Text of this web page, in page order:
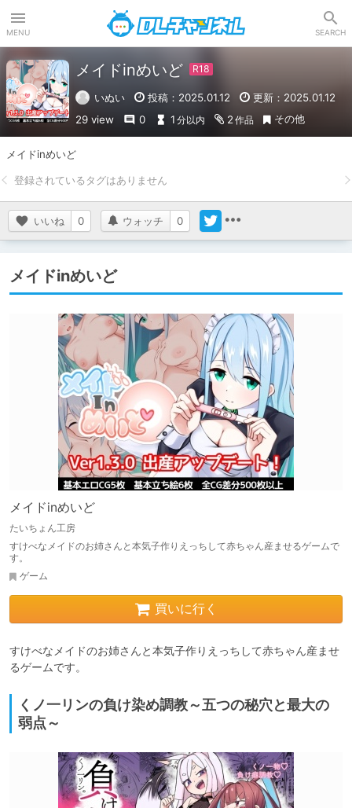
MENU SEARCH
メイドinめいど
いぬい 投稿：2025.01.12
更新：2025.01.12
29 view
0 1 分以内 2 作品 その他
メイドinめいど
いいね 0 ウォッチ 0
メイドinめいど
メイドinめいど
たいちょん工房
すけべなメイドのお姉さんと本気子作りえっちして赤ちゃん産ませるゲームで
す。
ゲーム
買いに行く
すけべなメイドのお姉さんと本気子作りえっちして赤ちゃん産ませ
るゲームです。
くノ一リンの負け染め調教～五つの秘穴と最大の
弱点～